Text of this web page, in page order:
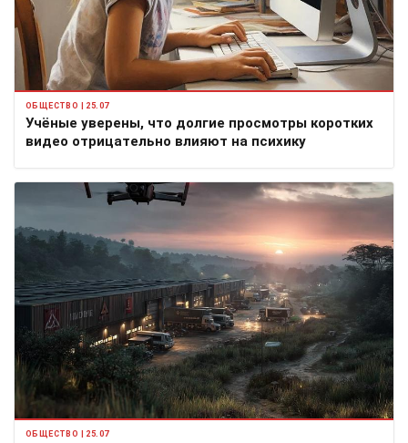
ОБЩЕСТВО | 25.07
Учёные уверены, что долгие просмотры коротких
видео отрицательно влияют на психику
ОБЩЕСТВО | 25.07